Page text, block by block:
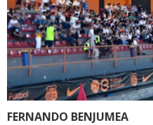
FERNANDO BENJUMEA